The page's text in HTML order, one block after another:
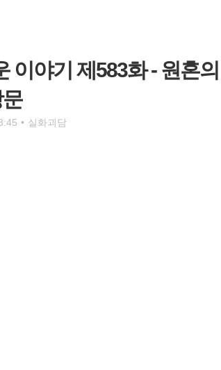
이야기 제583화 - 원혼의
• 실화괴담